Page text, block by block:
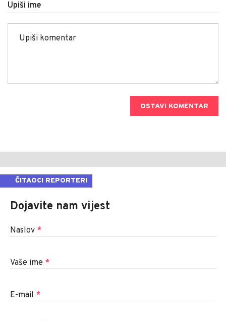
Upiši ime
OSTAVI KOMENTAR
ČITAOCI REPORTERI
Dojavite nam vijest
Naslov *
Vaše ime *
E-mail *